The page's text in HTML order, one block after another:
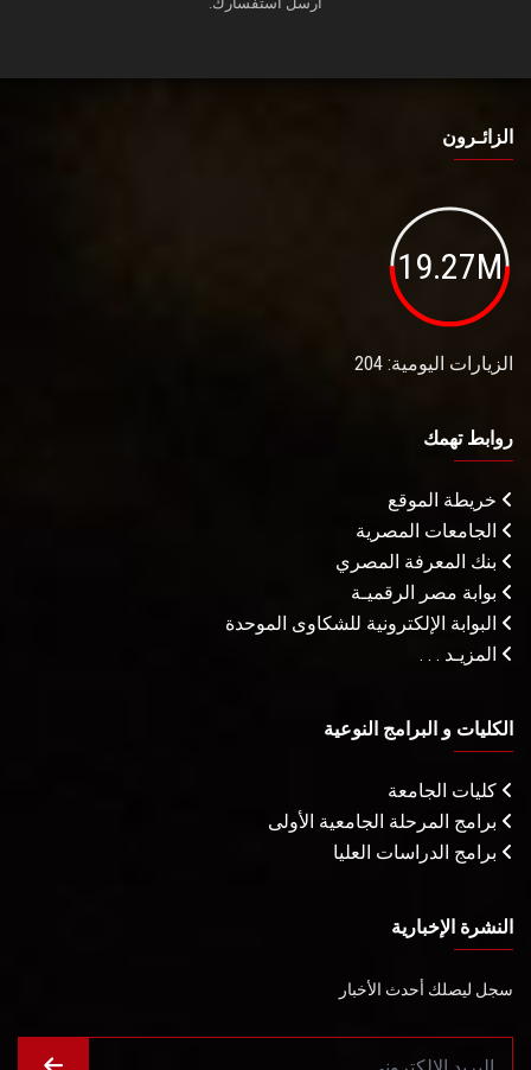
الزائـرون
19.27M
الزيارات اليومية: 204
روابط تهمك
خريطة الموقع
الجامعات المصرية
بنك المعرفة المصري
بوابة مصر الرقميـة
البوابة الإلكترونية للشكاوى الموحدة
المزيـد . . .
الكليات و البرامج النوعية
كليات الجامعة
برامج المرحلة الجامعية الأولى
برامج الدراسات العليا
النشرة الإخبارية
سجل ليصلك أحدث الأخبار